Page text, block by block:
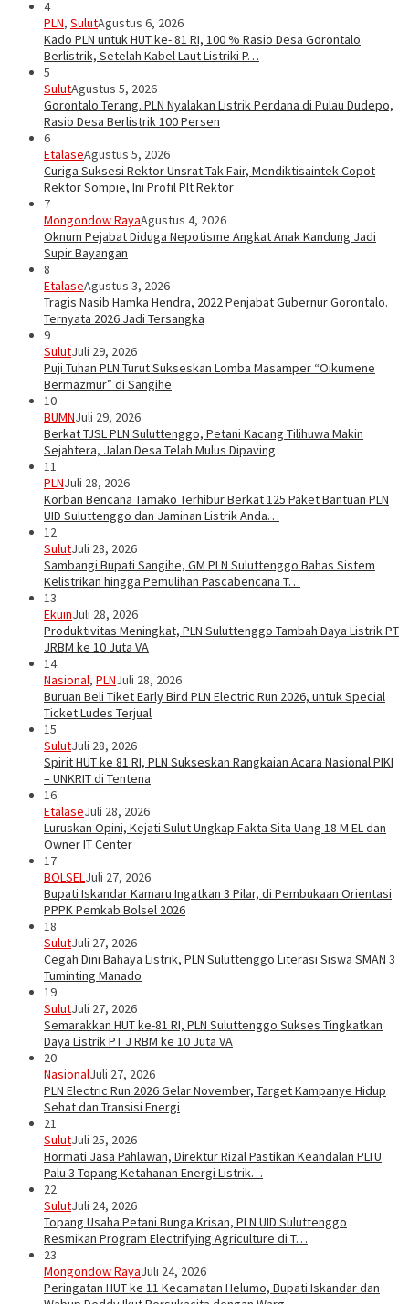
4
PLN, SulutAgustus 6, 2026
Kado PLN untuk HUT ke- 81 RI, 100 % Rasio Desa Gorontalo
Berlistrik, Setelah Kabel Laut Listriki P…
5
SulutAgustus 5, 2026
Gorontalo Terang. PLN Nyalakan Listrik Perdana di Pulau Dudepo,
Rasio Desa Berlistrik 100 Persen
6
EtalaseAgustus 5, 2026
Curiga Suksesi Rektor Unsrat Tak Fair, Mendiktisaintek Copot
Rektor Sompie, Ini Profil Plt Rektor
7
Mongondow RayaAgustus 4, 2026
Oknum Pejabat Diduga Nepotisme Angkat Anak Kandung Jadi
Supir Bayangan
8
EtalaseAgustus 3, 2026
Tragis Nasib Hamka Hendra, 2022 Penjabat Gubernur Gorontalo.
Ternyata 2026 Jadi Tersangka
9
SulutJuli 29, 2026
Puji Tuhan PLN Turut Sukseskan Lomba Masamper “Oikumene
Bermazmur” di Sangihe
10
BUMNJuli 29, 2026
Berkat TJSL PLN Suluttenggo, Petani Kacang Tilihuwa Makin
Sejahtera, Jalan Desa Telah Mulus Dipaving
11
PLNJuli 28, 2026
Korban Bencana Tamako Terhibur Berkat 125 Paket Bantuan PLN
UID Suluttenggo dan Jaminan Listrik Anda…
12
SulutJuli 28, 2026
Sambangi Bupati Sangihe, GM PLN Suluttenggo Bahas Sistem
Kelistrikan hingga Pemulihan Pascabencana T…
13
EkuinJuli 28, 2026
Produktivitas Meningkat, PLN Suluttenggo Tambah Daya Listrik PT
JRBM ke 10 Juta VA
14
Nasional, PLNJuli 28, 2026
Buruan Beli Tiket Early Bird PLN Electric Run 2026, untuk Special
Ticket Ludes Terjual
15
SulutJuli 28, 2026
Spirit HUT ke 81 RI, PLN Sukseskan Rangkaian Acara Nasional PIKI
– UNKRIT di Tentena
16
EtalaseJuli 28, 2026
Luruskan Opini, Kejati Sulut Ungkap Fakta Sita Uang 18 M EL dan
Owner IT Center
17
BOLSELJuli 27, 2026
Bupati Iskandar Kamaru Ingatkan 3 Pilar, di Pembukaan Orientasi
PPPK Pemkab Bolsel 2026
18
SulutJuli 27, 2026
Cegah Dini Bahaya Listrik, PLN Suluttenggo Literasi Siswa SMAN 3
Tuminting Manado
19
SulutJuli 27, 2026
Semarakkan HUT ke-81 RI, PLN Suluttenggo Sukses Tingkatkan
Daya Listrik PT J RBM ke 10 Juta VA
20
NasionalJuli 27, 2026
PLN Electric Run 2026 Gelar November, Target Kampanye Hidup
Sehat dan Transisi Energi
21
SulutJuli 25, 2026
Hormati Jasa Pahlawan, Direktur Rizal Pastikan Keandalan PLTU
Palu 3 Topang Ketahanan Energi Listrik…
22
SulutJuli 24, 2026
Topang Usaha Petani Bunga Krisan, PLN UID Suluttenggo
Resmikan Program Electrifying Agriculture di T…
23
Mongondow RayaJuli 24, 2026
Peringatan HUT ke 11 Kecamatan Helumo, Bupati Iskandar dan